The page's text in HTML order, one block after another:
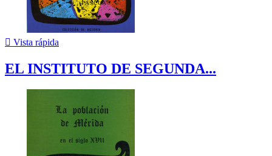
 Vista rápida
EL INSTITUTO DE SEGUNDA...